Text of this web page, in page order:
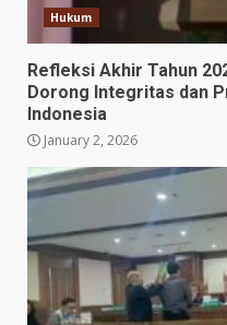
Hukum
Refleksi Akhir Tahun
Dorong Integritas dan
Indonesia
January 2, 2026